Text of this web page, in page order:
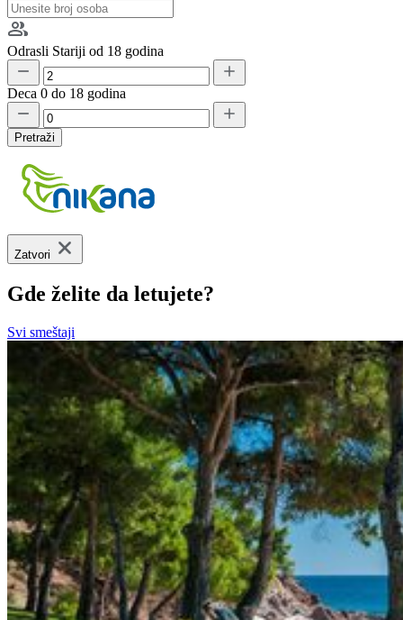
Odrasli Stariji od 18 godina
Deca 0 do 18 godina
Pretraži
Zatvori
Gde želite da letujete?
Svi smeštaji